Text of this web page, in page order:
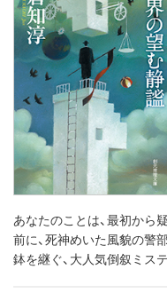
あなたのことは、最初か
前に、死神めいた風貌の警
鉢を継ぐ、大人気倒叙ミス